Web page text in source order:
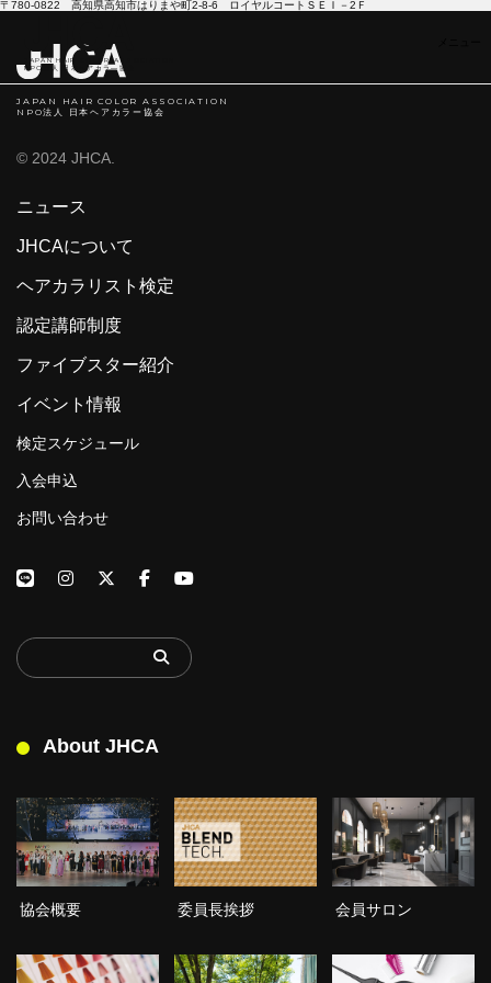
JAPAN HAIR COLOR ASSOCIATION
NPO法人 日本ヘアカラ―協会
〒780-0822 高知県高知市はりまや町2-8-6 ロイヤルコートＳＥＩ－2Ｆ
JAPAN HAIR COLOR ASSOCIATION
NPO法人 日本ヘアカラー協会
© 2024 JHCA.
ニュース
JHCAについて
ヘアカラリスト検定
認定講師制度
ファイブスター紹介
イベント情報
検定スケジュール
入会申込
お問い合わせ
About JHCA
協会概要 委員長挨拶 会員サロン